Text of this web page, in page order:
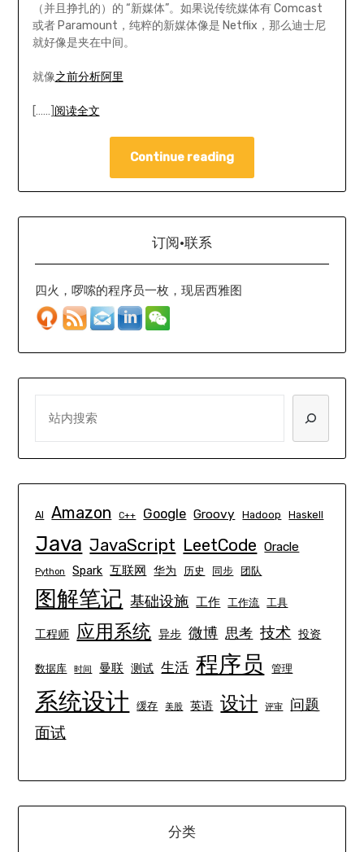
（并且挣扎的）的 “新媒体”。如果说传统媒体有 Comcast
或者 Paramount，纯粹的新媒体像是 Netflix，那么迪士尼
就好像是夹在中间。
就像之前分析阿里
[……] 阅读全文
Continue reading
订阅·联系
四火，啰嗦的程序员一枚，现居西雅图
AI Amazon C++ Google Groovy Hadoop Haskell
Java JavaScript LeetCode Oracle
Python Spark 互联网 华为 历史 同步 团队
图解笔记 基础设施 工作 工作流 工具
工程师 应用系统 异步 微博 思考 技术 投资
数据库 时间 曼联 测试 生活 程序员 管理
系统设计 缓存 美股 英语 设计 评审 问题
面试
分类